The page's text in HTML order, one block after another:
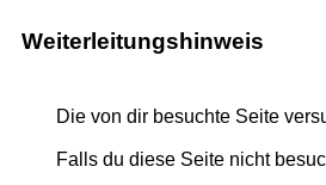
Weiterleitungshinweis
Die von dir besuchte Seite
Falls du diese Seite nicht